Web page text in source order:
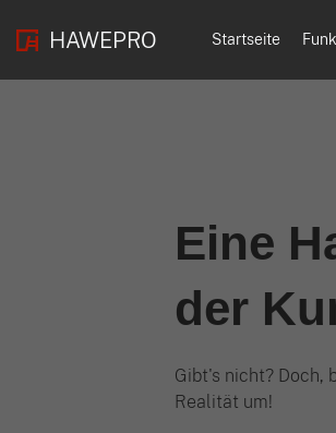
HAWEPRO Startseite
Eine
der
Gibt's nicht? Doch,
Realität um!